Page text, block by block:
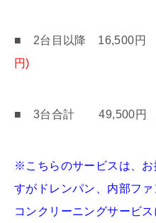
■ 2台目以降 16,500
円)
■ 3台合計 49,500
※こちらのサービスは、お
すがドレンパン、内部フ
コンクリーニングサービス